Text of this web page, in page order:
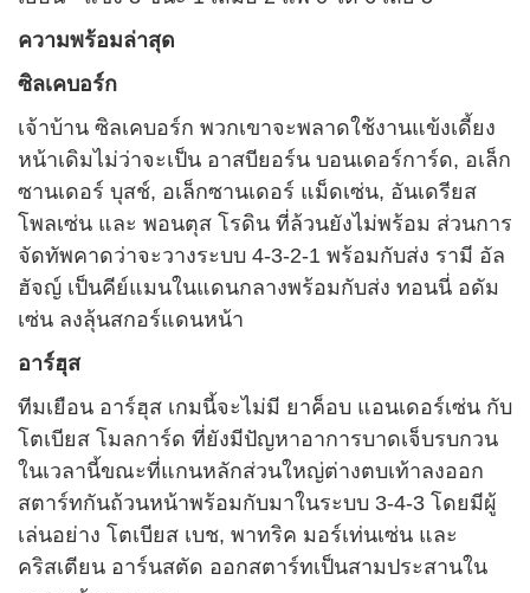
ความพร้อมล่าสุด
ซิลเคบอร์ก
เจ้าบ้าน ซิลเคบอร์ก พวกเขาจะพลาดใช้งานแข้งเดี้ยง
หน้าเดิมไม่ว่าจะเป็น อาสบียอร์น บอนเดอร์การ์ด, อเล็ก
ซานเดอร์ บุสช์, อเล็กซานเดอร์ แม็ดเซ่น, อันเดรียส
โพลเซ่น และ พอนตุส โรดิน ที่ล้วนยังไม่พร้อม ส่วนการ
จัดทัพคาดว่าจะวางระบบ 4-3-2-1 พร้อมกับส่ง รามี อัล
ฮัจญ์ เป็นคีย์แมนในแดนกลางพร้อมกับส่ง ทอนนี่ อดัม
เซ่น ลงลุ้นสกอร์แดนหน้า
อาร์ฮุส
ทีมเยือน อาร์ฮุส เกมนี้จะไม่มี ยาค็อบ แอนเดอร์เซ่น กับ
โตเบียส โมลการ์ด ที่ยังมีปัญหาอาการบาดเจ็บรบกวน
ในเวลานี้ขณะที่แกนหลักส่วนใหญ่ต่างตบเท้าลงออก
สตาร์ทกันถ้วนหน้าพร้อมกับมาในระบบ 3-4-3 โดยมีผู้
เล่นอย่าง โตเบียส เบช, พาทริค มอร์เท่นเซ่น และ
คริสเตียน อาร์นสตัด ออกสตาร์ทเป็นสามประสานใน